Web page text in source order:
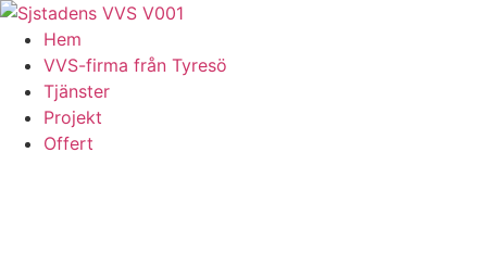
Skip
content
Hem
VVS-firma från Tyresö
Tjänster
Projekt
Offert